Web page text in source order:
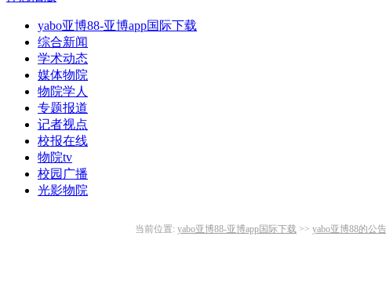
yabo亚博88-亚博app国际下载
综合新闻
学术动态
媒体物院
物院学人
专题报道
记者视点
校报在线
物院tv
校园广播
光影物院
当前位置: yabo亚博88-亚博app国际下载 >> yabo亚博88的公告